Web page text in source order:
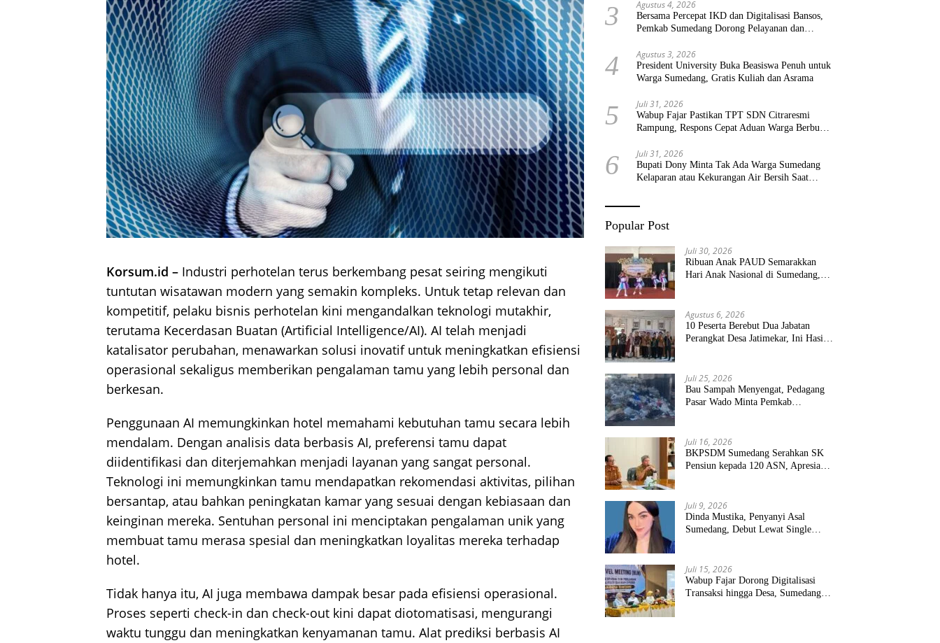
Korsum.id – Industri perhotelan terus berkembang pesat seiring mengikuti
tuntutan wisatawan modern yang semakin kompleks. Untuk tetap relevan dan
kompetitif, pelaku bisnis perhotelan kini mengandalkan teknologi mutakhir,
terutama Kecerdasan Buatan (Artificial Intelligence/AI). AI telah menjadi
katalisator perubahan, menawarkan solusi inovatif untuk meningkatkan efisiensi
operasional sekaligus memberikan pengalaman tamu yang lebih personal dan
berkesan.
Penggunaan AI memungkinkan hotel memahami kebutuhan tamu secara lebih
mendalam. Dengan analisis data berbasis AI, preferensi tamu dapat
diidentifikasi dan diterjemahkan menjadi layanan yang sangat personal.
Teknologi ini memungkinkan tamu mendapatkan rekomendasi aktivitas, pilihan
bersantap, atau bahkan peningkatan kamar yang sesuai dengan kebiasaan dan
keinginan mereka. Sentuhan personal ini menciptakan pengalaman unik yang
membuat tamu merasa spesial dan meningkatkan loyalitas mereka terhadap
hotel.
Tidak hanya itu, AI juga membawa dampak besar pada efisiensi operasional.
Proses seperti check-in dan check-out kini dapat diotomatisasi, mengurangi
waktu tunggu dan meningkatkan kenyamanan tamu. Alat prediksi berbasis AI
3 Agustus 4, 2026
Bersama Percepat IKD dan Digitalisasi Bansos,
Pemkab Sumedang Dorong Pelayanan dan
4 Agustus 3, 2026
President University Buka Beasiswa Penuh untuk
Warga Sumedang, Gratis Kuliah dan Asrama
5 Juli 31, 2026
Wabup Fajar Pastikan TPT SDN Citraresmi
Rampung, Respons Cepat Aduan Warga Berbuah
6 Juli 31, 2026
Bupati Dony Minta Tak Ada Warga Sumedang
Kelaparan atau Kekurangan Air Bersih Saat
Popular Post
Juli 30, 2026
Ribuan Anak PAUD Semarakkan
Hari Anak Nasional di Sumedang,
Agustus 6, 2026
10 Peserta Berebut Dua Jabatan
Perangkat Desa Jatimekar, Ini Hasil
Juli 25, 2026
Bau Sampah Menyengat, Pedagang
Pasar Wado Minta Pemkab
Juli 16, 2026
BKPSDM Sumedang Serahkan SK
Pensiun kepada 120 ASN, Apresiasi
Juli 9, 2026
Dinda Mustika, Penyanyi Asal
Sumedang, Debut Lewat Single
Juli 15, 2026
Wabup Fajar Dorong Digitalisasi
Transaksi hingga Desa, Sumedang